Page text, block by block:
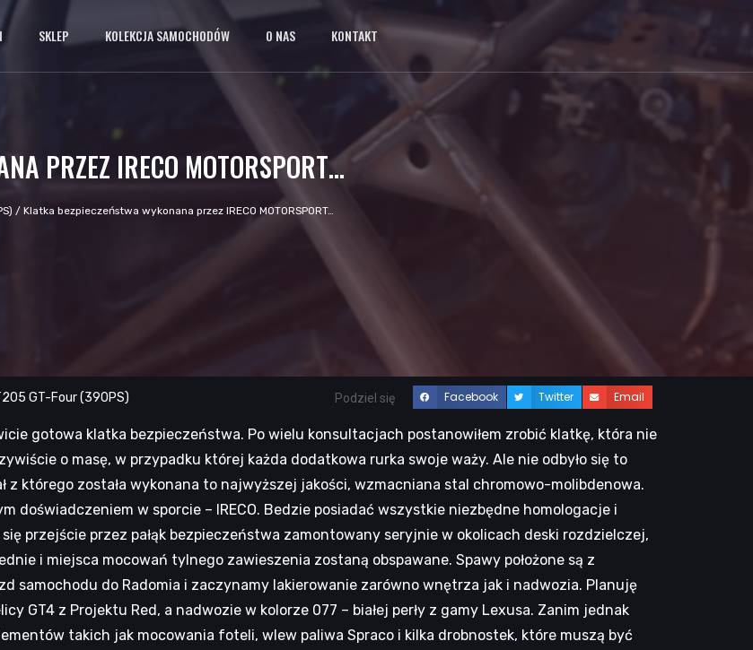
SKLEP KOLEKCJA SAMOCHODÓW O NAS KONTAKT
PRZEZ IRECO MOTORSPORT…
/ Klatka bezpieczeństwa wykonana przez IRECO MOTORSPORT…
GT-Four (390PS) Podziel się Facebook Twitter Email
gotowa klatka bezpieczeństwa. Po wielu konsultacjach postanowiłem zrobić klatkę, która nie
o masę, w przypadku której każda dodatkowa rurka swoje waży. Ale nie odbyło się to
z którego została wykonana to najwyższej jakości, wzmacniana stal chromowo-molibdenowa.
doświadczeniem w sporcie – IRECO. Bedzie posiadać wszystkie niezbędne homologacje i
przejście przez pałąk bezpieczeństwa zamontowany seryjnie w okolicach deski rozdzielczej,
i miejsca mocowań tylnego zawieszenia zostaną obspawane. Spawy położone są z
samochodu do Radomia i zaczynamy lakierowanie zarówno wnętrza jak i nadwozia. Planuję
GT4 z Projektu Red, a nadwozie w kolorze 077 – białej perły z gamy Lexusa. Zanim jednak
takich jak mocowania foteli, wlew paliwa Spraco i kilka drobnostek, które muszą być